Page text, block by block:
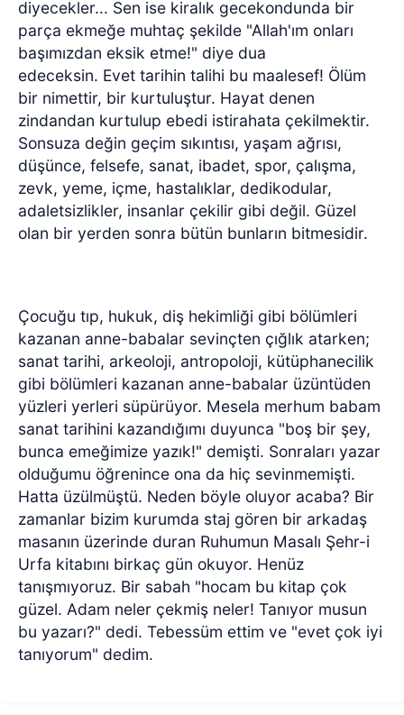
diyecekler... Sen ise kiralık gecekondunda bir
parça ekmeğe muhtaç şekilde "Allah'ım onları
başımızdan eksik etme!" diye dua
edeceksin. Evet tarihin talihi bu maalesef! Ölüm
bir nimettir, bir kurtuluştur. Hayat denen
zindandan kurtulup ebedi istirahata çekilmektir.
Sonsuza değin geçim sıkıntısı, yaşam ağrısı,
düşünce, felsefe, sanat, ibadet, spor, çalışma,
zevk, yeme, içme, hastalıklar, dedikodular,
adaletsizlikler, insanlar çekilir gibi değil. Güzel
olan bir yerden sonra bütün bunların bitmesidir.
Çocuğu tıp, hukuk, diş hekimliği gibi bölümleri
kazanan anne-babalar sevinçten çığlık atarken;
sanat tarihi, arkeoloji, antropoloji, kütüphanecilik
gibi bölümleri kazanan anne-babalar üzüntüden
yüzleri yerleri süpürüyor. Mesela merhum babam
sanat tarihini kazandığımı duyunca "boş bir şey,
bunca emeğimize yazık!" demişti. Sonraları yazar
olduğumu öğrenince ona da hiç sevinmemişti.
Hatta üzülmüştü. Neden böyle oluyor acaba? Bir
zamanlar bizim kurumda staj gören bir arkadaş
masanın üzerinde duran Ruhumun Masalı Şehr-i
Urfa kitabını birkaç gün okuyor. Henüz
tanışmıyoruz. Bir sabah "hocam bu kitap çok
güzel. Adam neler çekmiş neler! Tanıyor musun
bu yazarı?" dedi. Tebessüm ettim ve "evet çok iyi
tanıyorum" dedim.